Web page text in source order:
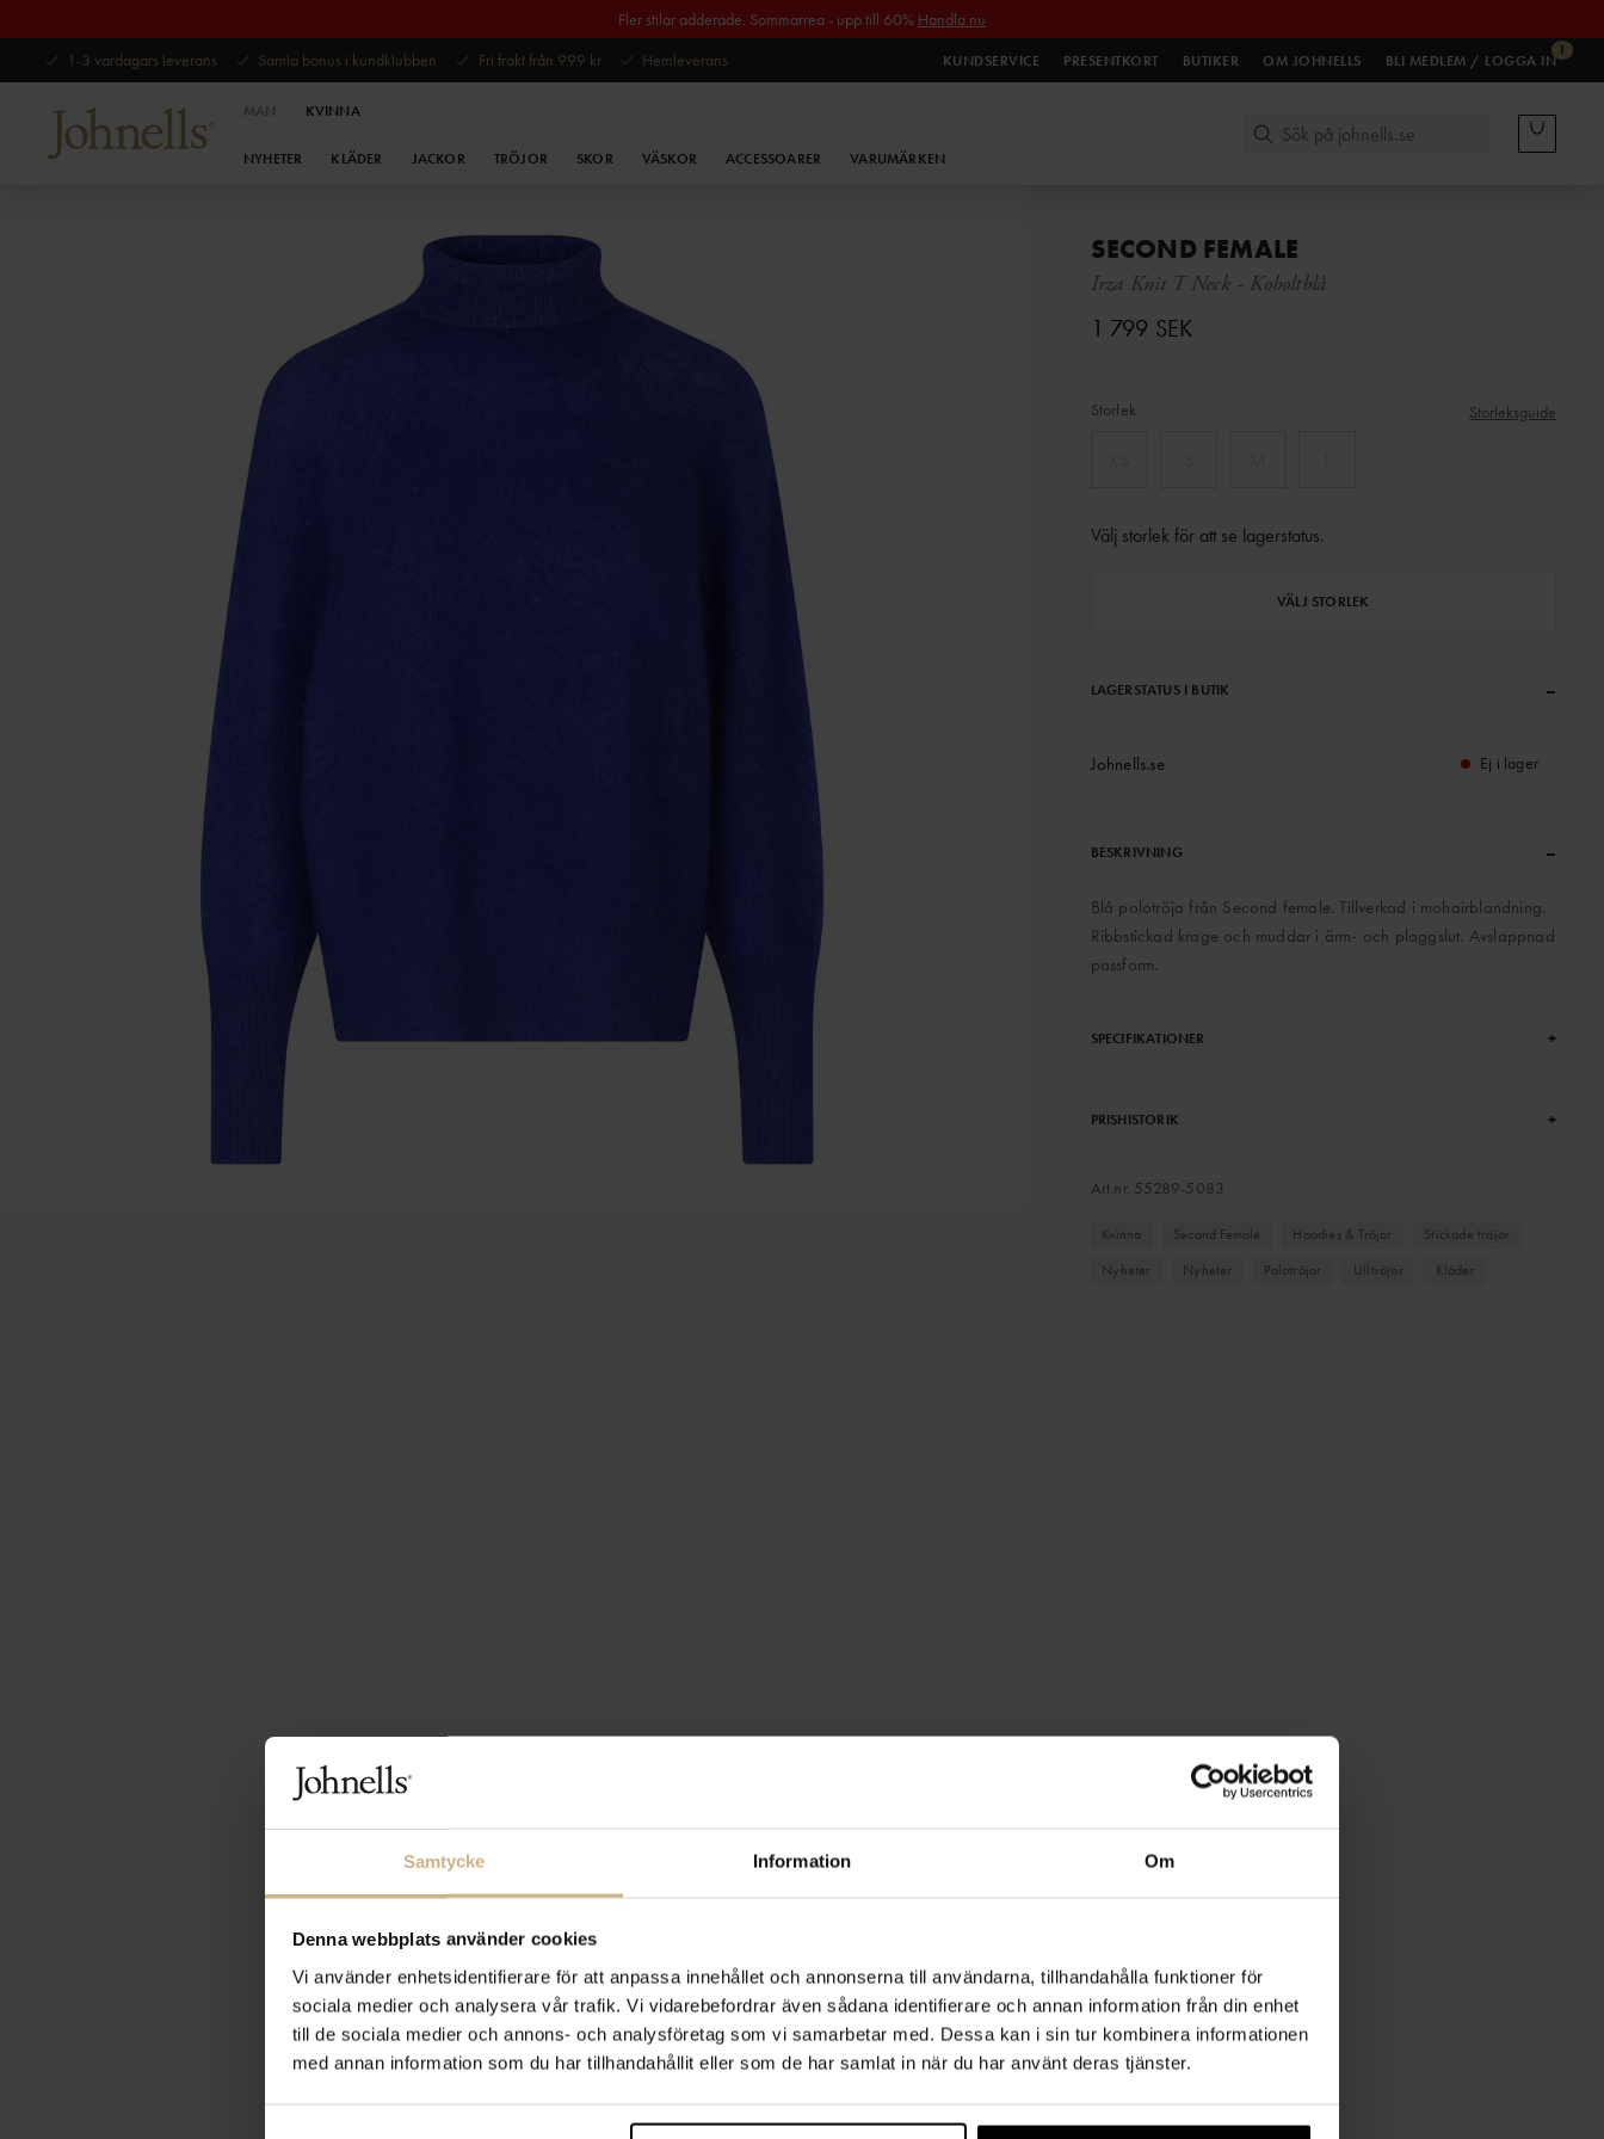
Samtycke Information Om
Denna webbplats använder cookies
Vi använder enhetsidentifierare för att anpassa innehållet och annonserna till användarna, tillhandahålla funktioner för
sociala medier och analysera vår trafik. Vi vidarebefordrar även sådana identifierare och annan information från din enhet
till de sociala medier och annons- och analysföretag som vi samarbetar med. Dessa kan i sin tur kombinera informationen
med annan information som du har tillhandahållit eller som de har samlat in när du har använt deras tjänster.
Fler stilar adderade. Sommarrea - upp till 60% Handla nu
1-3 vardagars leverans
Samla bonus i kundklubben Fri frakt från 999 kr Hemleverans KUNDSERVICE PRESENTKORT BUTIKER OM JOHNELLS
1
BLI MEDLEM / LOGGA IN
MAN KVINNA
NYHETER KLÄDER JACKOR TRÖJOR SKOR VÄSKOR ACCESSOARER VARUMÄRKEN
SECOND FEMALE
Irza Knit T Neck - Koboltblå
1 799 SEK
Storlek Storleksguide
Välj storlek för att se lagerstatus.
VÄLJ STORLEK
LAGERSTATUS I BUTIK –
Johnells.se Ej i lager
BESKRIVNING –
Blå polotröja från Second female. Tillverkad i mohairblandning.
Ribbstickad krage och muddar i ärm- och plaggslut. Avslappnad
passform.
SPECIFIKATIONER +
PRISHISTORIK +
Art.nr. 55289-5083
Kvinna Second Female Hoodies & Tröjor
Stickade tröjor
Nyheter
Nyheter Polotröjor Ulltröjor Kläder